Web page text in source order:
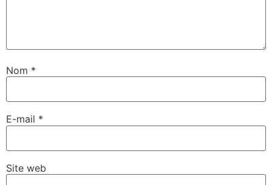
Nom *
E-mail *
Site web